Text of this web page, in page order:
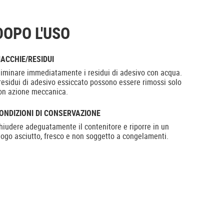
L'USO
RESIDUI
immediatamente i residui di adesivo con acqua.
di adesivo essiccato possono essere rimossi solo
azione meccanica.
DI CONSERVAZIONE
adeguatamente il contenitore e riporre in un
asciutto, fresco e non soggetto a congelamenti.